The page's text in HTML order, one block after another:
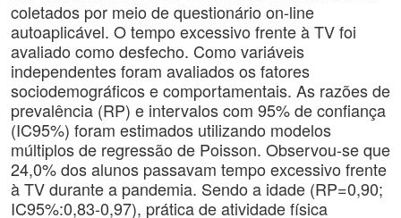
coletados por meio de questionário on-line
autoaplicável. O tempo excessivo frente à TV foi
avaliado como desfecho. Como variáveis
independentes foram avaliados os fatores
sociodemográficos e comportamentais. As razões de
prevalência (RP) e intervalos com 95% de confiança
(IC95%) foram estimados utilizando modelos
múltiplos de regressão de Poisson. Observou-se que
24,0% dos alunos passavam tempo excessivo frente
à TV durante a pandemia. Sendo a idade (RP=0,90;
IC95%:0,83-0,97), prática de atividade física